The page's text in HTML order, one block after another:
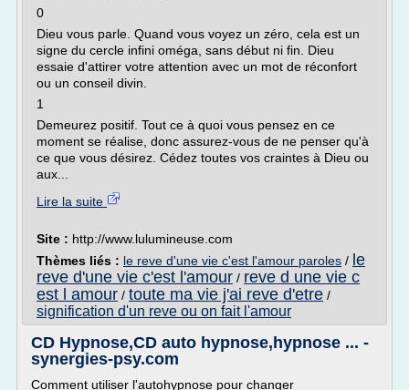
0
Dieu vous parle. Quand vous voyez un zéro, cela est un
signe du cercle infini oméga, sans début ni fin. Dieu
essaie d'attirer votre attention avec un mot de réconfort
ou un conseil divin.
1
Demeurez positif. Tout ce à quoi vous pensez en ce
moment se réalise, donc assurez-vous de ne penser qu'à
ce que vous désirez. Cédez toutes vos craintes à Dieu ou
aux...
Lire la suite
Site : http://www.lulumineuse.com
Thèmes liés : le reve d'une vie c'est l'amour paroles / le
reve d'une vie c'est l'amour / reve d une vie c
est l amour / toute ma vie j'ai reve d'etre /
signification d'un reve ou on fait l'amour
CD Hypnose,CD auto hypnose,hypnose ... -
synergies-psy.com
Comment utiliser l'autohypnose pour changer